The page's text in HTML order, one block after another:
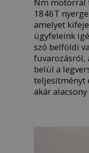
1846T
amelyet
ügyfeleink
szó belföldi
fuvarozásról,
belül a
teljesítményt
akár